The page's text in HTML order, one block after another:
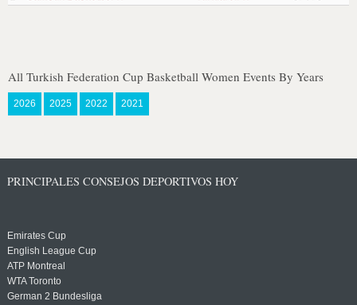
All Turkish Federation Cup Basketball Women Events By Years
2026 2025 2022 2021
PRINCIPALES CONSEJOS DEPORTIVOS HOY
Emirates Cup
English League Cup
ATP Montreal
WTA Toronto
German 2 Bundesliga